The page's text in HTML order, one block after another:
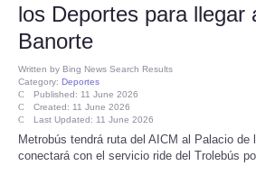
Product Safety News
Health
Pets
los Deportes para llegar
Banorte
Written by Bing News Search Results
Category: Deportes
Published: 11 June 2026
Created: 11 June 2026
Last Updated: 11 June 2026
Metrobús tendrá ruta del AICM al Palacio de
conectará con el servicio ride del Trolebús